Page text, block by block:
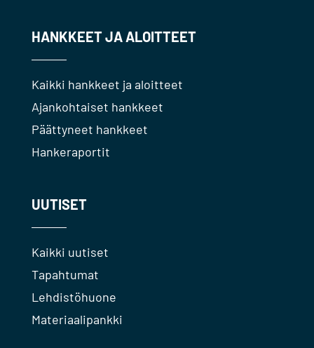
HANKKEET JA ALOITTEET
Kaikki hankkeet ja aloitteet
Ajankohtaiset hankkeet
Päättyneet hankkeet
Hankeraportit
UUTISET
Kaikki uutiset
Tapahtumat
Lehdistöhuone
Materiaalipankki